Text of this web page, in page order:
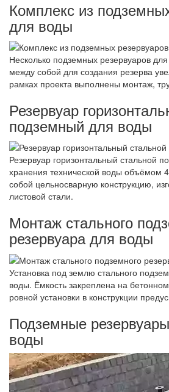
Комплекс из
для воды
Несколько подземных резервуаров
между собой для создания резерва
рамках проекта выполнены монтаж,
Резервуар
подземный для воды
Резервуар горизонтальный стальной
хранения технической воды объёмом
собой цельносварную конструкцию,
листовой стали.
Монтаж стального
резервуара для воды
Установка под землю стального
воды. Ёмкость закреплена на
ровной установки в конструкции
Подземные
воды